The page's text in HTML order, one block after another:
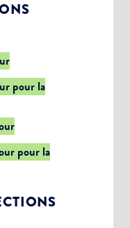
pour la
pour la